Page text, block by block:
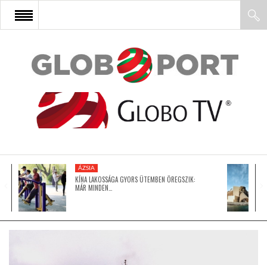
FŐOLDAL
AFRIKA
ÁZSIA
ÁZSIA
KÍNA LAKOSSÁGA GYORS ÜTEMBEN ÖREGSZIK:
MÁR MINDEN…